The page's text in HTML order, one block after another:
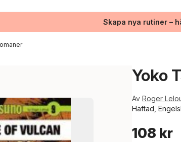
Skapa nya rutiner –
Yoko
Av Roger
Häftad,
108 kr